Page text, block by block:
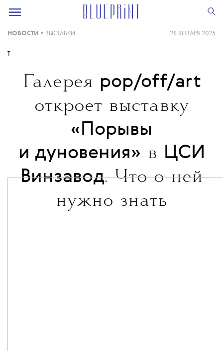
НОВОСТИ • ВЫСТАВКИ 28 ЯНВАРЯ 2025
T
Галерея pop/off/art
откроет выставку
«Порывы
и дуновения» в ЦСИ
Винзавод. Что о ней
нужно знать